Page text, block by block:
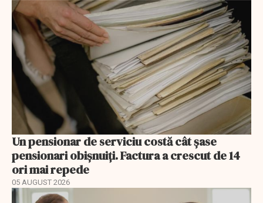
Un pensionar de serviciu costă cât șase
pensionari obișnuiți. Factura a crescut de 14
ori mai repede
05 AUGUST 2026